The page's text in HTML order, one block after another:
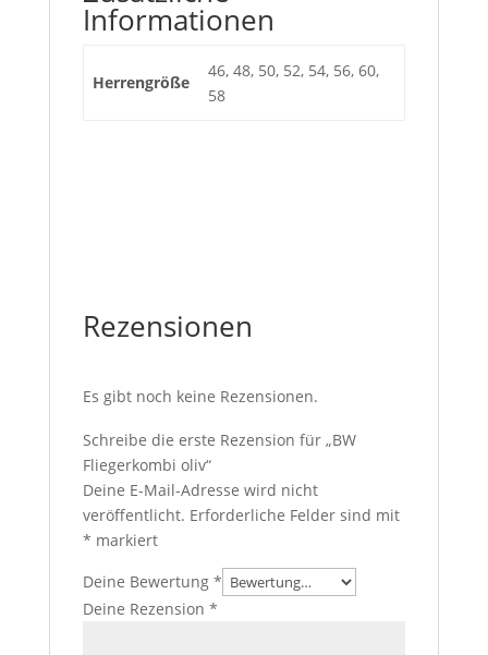
Informationen
Herrengröße
46, 48, 50, 52, 54, 56, 60,
58
Rezensionen
Es gibt noch keine Rezensionen.
Schreibe die erste Rezension für „BW
Fliegerkombi oliv“
Deine E-Mail-Adresse wird nicht
veröffentlicht. Erforderliche Felder sind mit
* markiert
Deine Bewertung *
Deine Rezension *